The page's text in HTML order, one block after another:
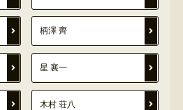
柄澤 齊
星 襄一
木村 荘八